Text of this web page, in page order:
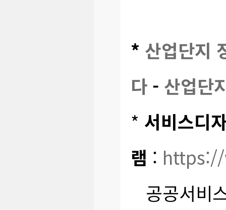
* 산업단지
다 - 산업단
* 서비스디
램 :
공공서비